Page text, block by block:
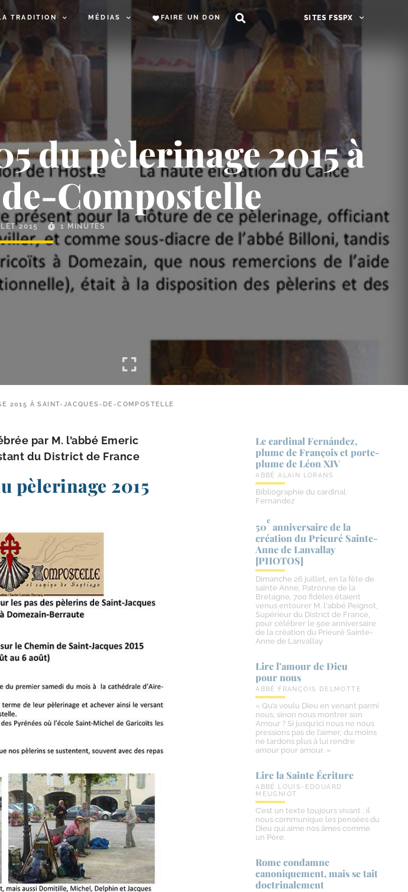
TRADITION MÉDIAS FAIRE UN DON SITES FSSPX
du pèlerinage 2015 à
Compostelle
2015 1 MINUTES
2015 À SAINT-JACQUES-DE-COMPOSTELLE
par M. l’ab­bé Emeric
du District de France
pèlerinage 2015
Le cardinal Fernández,
plume de François et porte-​
plume de Léon XIV
ABBÉ ALAIN LORANS
Bibliographie du cardinal
Fernandez
50
e
anniversaire de la
création du Prieuré Sainte-​
Anne de Lanvallay
[PHOTOS]
Dimanche 26 juillet, en la fête de
sainte Anne, Patronne de la
Bretagne, 700 fidèles étaient
venus entourer M. l'abbé Peignot,
Supérieur du District de France,
pour célébrer le 50e anniversaire
de la création du Prieuré Sainte-
Anne de Lanvallay
Lire l’amour de Dieu
pour nous
ABBÉ FRANÇOIS DELMOTTE
« Qu’a voulu Dieu en venant parmi
nous, sinon nous montrer son
Amour ? Si jusqu’ici nous ne nous
pressions pas de l’aimer, du moins
ne tardons plus à lui rendre
amour pour amour. »
Lire la Sainte Écriture
ABBÉ LOUIS-EDOUARD
MEUGNIOT
C’est un texte toujours vivant ; il
nous communique les pensées du
Dieu qui aime nos âmes comme
un Père.
Rome condamne
canoniquement, mais se tait
doctrinalement